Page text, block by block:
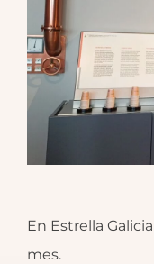
En Estrella
mes.